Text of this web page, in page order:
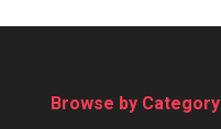
Browse by Category